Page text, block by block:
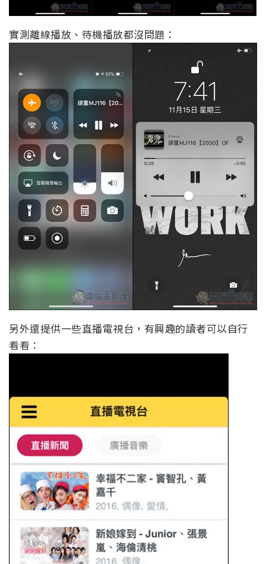
實測離線播放、待機播放都沒問題：
另外還提供一些直播電視台，有興趣的讀者可以自行
看看：